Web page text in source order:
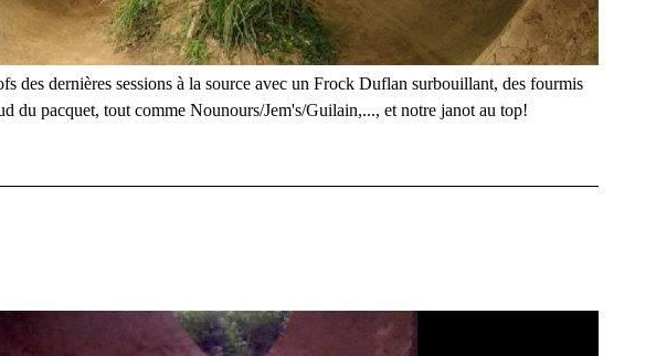
des dernières sessions à la source avec un Frock Duflan surbouillant, des fourmis
du pacquet, tout comme Nounours/Jem's/Guilain,..., et notre janot au top!